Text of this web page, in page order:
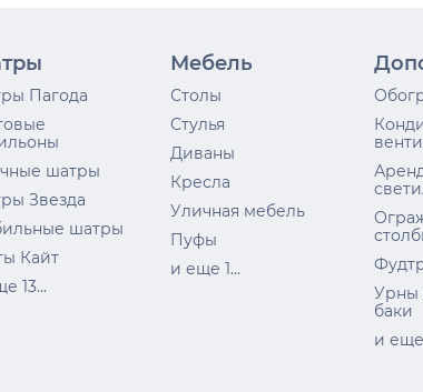
Пагода
шатры
Звезда
шатры
Кайт
13...
Мебель
Столы
Стулья
Диваны
Кресла
Уличная мебель
Пуфы
и еще 1...
Урны
баки
и еще